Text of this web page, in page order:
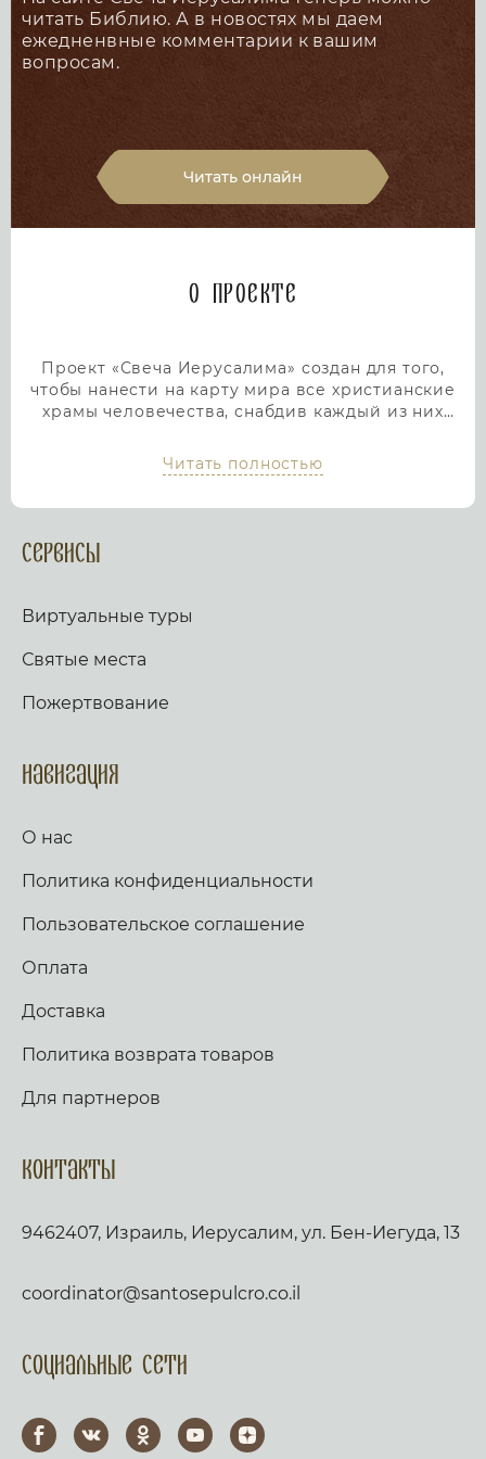
читать Библию. А в новостях мы даем
ежедненвные комментарии к вашим
вопросам.
Читать онлайн
О проекте
Проект «Свеча Иерусалима» создан для того,
чтобы нанести на карту мира все христианские
храмы человечества, снабдив каждый из них
мы дадим людям возможность посетить любой
храм или дольмен не выходя из дома, просто
помощь в возжжения свечей за здравие и
упокой в христианских храмах Иерусалима и
вопросом. Письма помещаются в Стену Плача,
Благодатным огнем.
товаров, освященных на камне Миропомазания.
Читать полностью
Сервисы
Виртуальные туры
Святые места
Пожертвование
Навигация
О нас
Политика конфиденциальности
Пользовательское соглашение
Оплата
Доставка
Политика возврата товаров
Для партнеров
Контакты
9462407, Израиль, Иерусалим, ул. Бен-Иегуда, 13
coordinator@santosepulcro.co.il
Социальные сети